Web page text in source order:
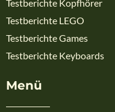
Testberichte Kopfhörer
Testberichte LEGO
Testberichte Games
Testberichte Keyboards
Menü